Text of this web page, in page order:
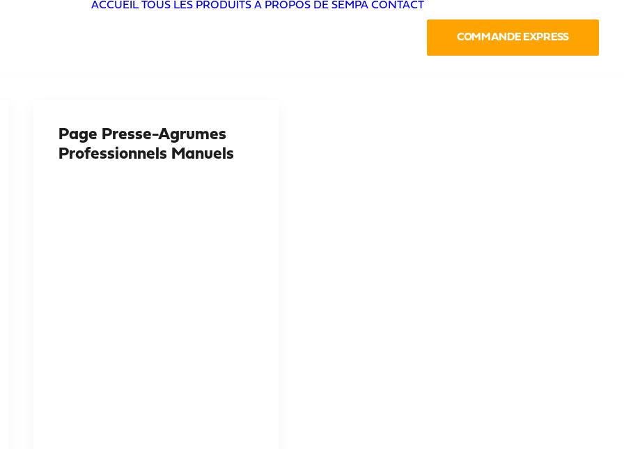
ACCUEIL TOUS LES PRODUITS À PROPOS DE SEMPA CONTACT
COMMANDE EXPRESS
Page Presse-Agrumes
Professionnels Manuels